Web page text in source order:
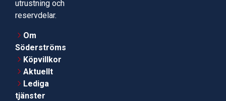
utrustning och
reservdelar.
Om
Söderströms
Köpvillkor
Aktuellt
Lediga
tjänster